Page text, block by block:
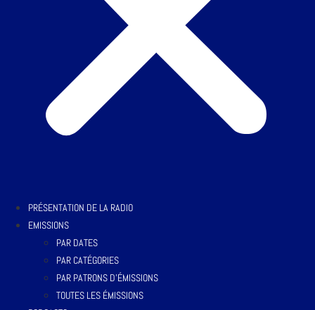
PRÉSENTATION DE LA RADIO
EMISSIONS
PAR DATES
PAR CATÉGORIES
PAR PATRONS D’ÉMISSIONS
TOUTES LES ÉMISSIONS